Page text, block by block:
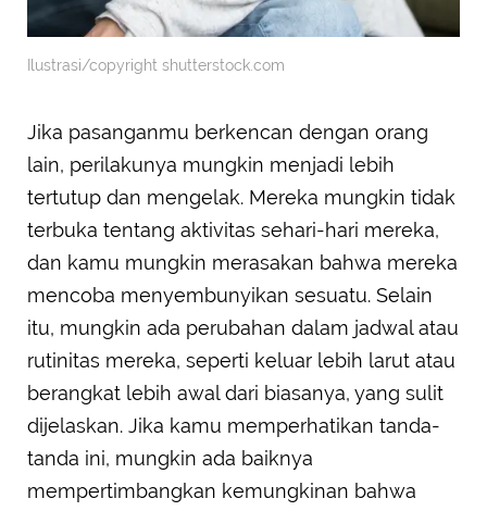
Ilustrasi/copyright shutterstock.com
Jika pasanganmu berkencan dengan orang
lain, perilakunya mungkin menjadi lebih
tertutup dan mengelak. Mereka mungkin tidak
terbuka tentang aktivitas sehari-hari mereka,
dan kamu mungkin merasakan bahwa mereka
mencoba menyembunyikan sesuatu. Selain
itu, mungkin ada perubahan dalam jadwal atau
rutinitas mereka, seperti keluar lebih larut atau
berangkat lebih awal dari biasanya, yang sulit
dijelaskan. Jika kamu memperhatikan tanda-
tanda ini, mungkin ada baiknya
mempertimbangkan kemungkinan bahwa